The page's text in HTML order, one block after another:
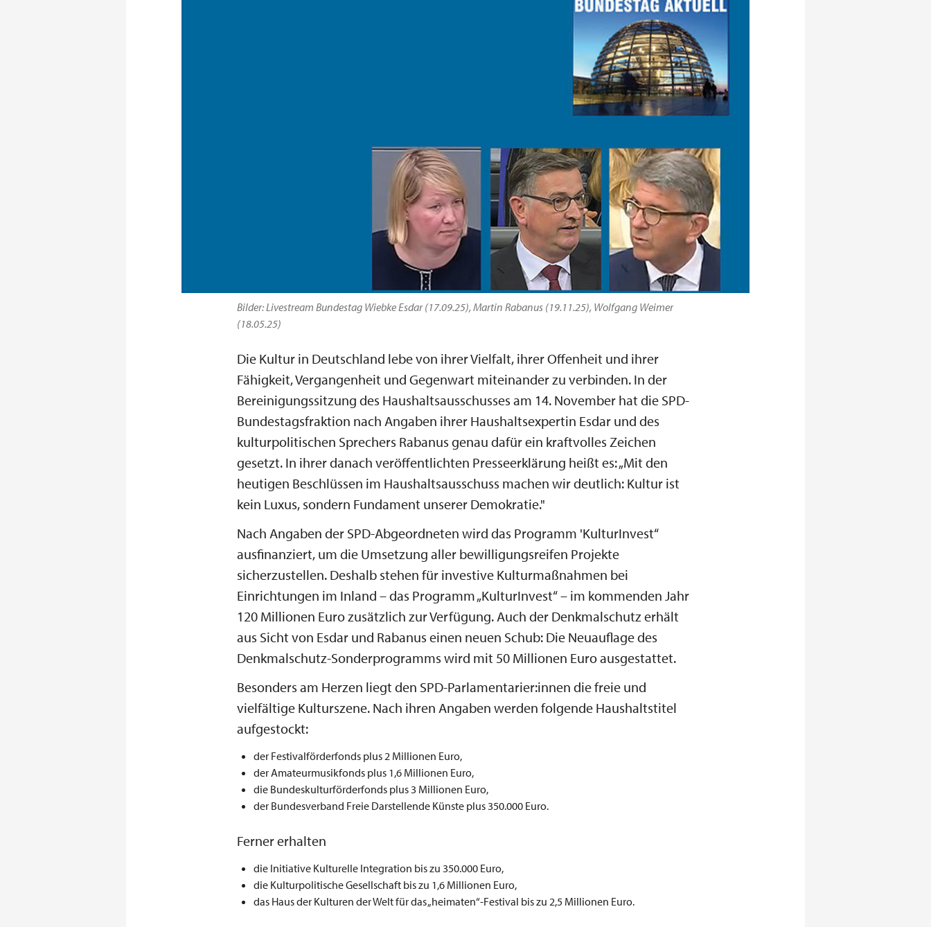
Bilder: Livestream Bundestag Wiebke Esdar (17.09.25), Martin Rabanus (19.11.25), Wolfgang Weimer
(18.05.25)
Die Kultur in Deutschland lebe von ihrer Vielfalt, ihrer Offenheit und ihrer
Fähigkeit, Vergangenheit und Gegenwart miteinander zu verbinden. In der
Bereinigungssitzung des Haushaltsausschusses am 14. November hat die SPD-
Bundestagsfraktion nach Angaben ihrer Haushaltsexpertin Esdar und des
kulturpolitischen Sprechers Rabanus genau dafür ein kraftvolles Zeichen
gesetzt. In ihrer danach veröffentlichten Presseerklärung heißt es: „Mit den
heutigen Beschlüssen im Haushaltsausschuss machen wir deutlich: Kultur ist
kein Luxus, sondern Fundament unserer Demokratie."
Nach Angaben der SPD-Abgeordneten wird das Programm 'KulturInvest“
ausfinanziert, um die Umsetzung aller bewilligungsreifen Projekte
sicherzustellen. Deshalb stehen für investive Kulturmaßnahmen bei
Einrichtungen im Inland – das Programm „KulturInvest“ – im kommenden Jahr
120 Millionen Euro zusätzlich zur Verfügung. Auch der Denkmalschutz erhält
aus Sicht von Esdar und Rabanus einen neuen Schub: Die Neuauflage des
Denkmalschutz-Sonderprogramms wird mit 50 Millionen Euro ausgestattet.
Besonders am Herzen liegt den SPD-Parlamentarier:innen die freie und
vielfältige Kulturszene. Nach ihren Angaben werden folgende Haushaltstitel
aufgestockt:
der Festivalförderfonds plus 2 Millionen Euro,
der Amateurmusikfonds plus 1,6 Millionen Euro,
die Bundeskulturförderfonds plus 3 Millionen Euro,
der Bundesverband Freie Darstellende Künste plus 350.000 Euro.
Ferner erhalten
die Initiative Kulturelle Integration bis zu 350.000 Euro,
die Kulturpolitische Gesellschaft bis zu 1,6 Millionen Euro,
das Haus der Kulturen der Welt für das „heimaten“-Festival bis zu 2,5 Millionen Euro.